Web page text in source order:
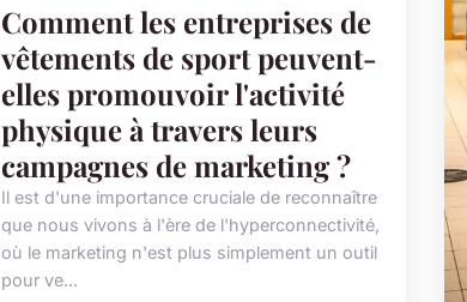
Comment les entreprises de
vêtements de sport peuvent-
elles promouvoir l'activité
physique à travers leurs
campagnes de marketing ?
Il est d'une importance cruciale de reconnaître
que nous vivons à l'ère de l'hyperconnectivité,
où le marketing n'est plus simplement un outil
pour ve...